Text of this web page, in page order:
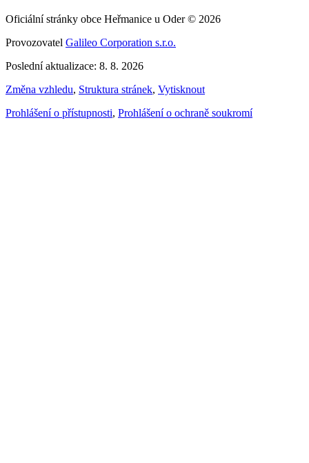
Oficiální stránky obce Heřmanice u Oder © 2026
Provozovatel Galileo Corporation s.r.o.
Poslední aktualizace: 8. 8. 2026
Změna vzhledu, Struktura stránek, Vytisknout
Prohlášení o přístupnosti, Prohlášení o ochraně soukromí